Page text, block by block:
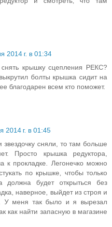
2014 г. в 01:34
снять крышку сцепления РЕКС?
болты крышка сидит на
благодарен всем кто поможет.
2014 г. в 01:45
звездочку сняли, то там больше
Просто крышка редуктора,
к прокладке. Легонечко можно
по крышке, чтобы только
будет открыться без
наверное, выйдет из строя и
У меня так было и я вырезал
как найти запасную в магазине